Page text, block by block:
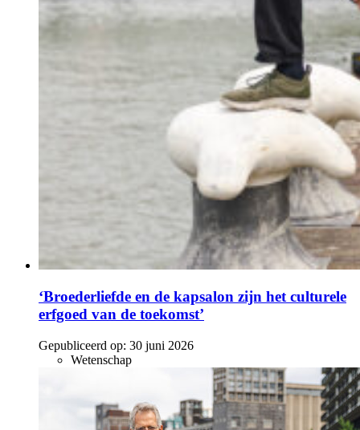
‘Broederliefde en de kapsalon zijn het culturele
erfgoed van de toekomst’
Gepubliceerd op: 30 juni 2026
Wetenschap